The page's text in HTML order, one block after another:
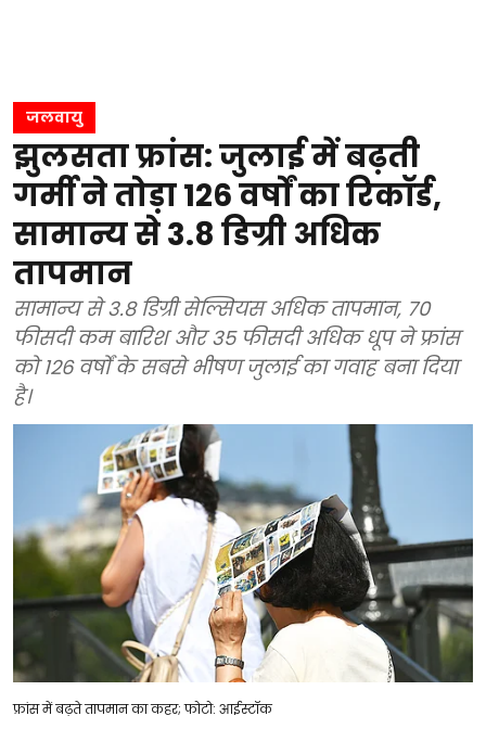
जलवायु
झुलसता फ्रांस: जुलाई में बढ़ती
गर्मी ने तोड़ा 126 वर्षों का रिकॉर्ड,
सामान्य से 3.8 डिग्री अधिक
तापमान
सामान्य से 3.8 डिग्री सेल्सियस अधिक तापमान, 70
फीसदी कम बारिश और 35 फीसदी अधिक धूप ने फ्रांस
को 126 वर्षों के सबसे भीषण जुलाई का गवाह बना दिया
है।
फ्रांस में बढ़ते तापमान का कहर; फोटो: आईस्टॉक